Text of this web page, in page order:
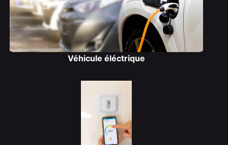
Véhicule éléctrique